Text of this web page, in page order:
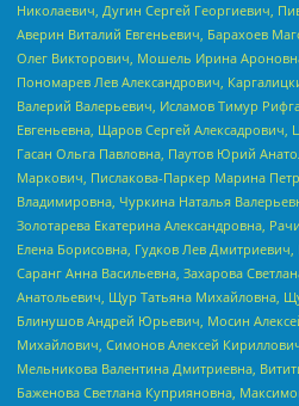
Николаевич, Дугин Сергей Георгиевич,
Аверин Виталий Евгеньевич, Барахоев
Олег Викторович, Мошель Ирина
Пономарев Лев Александрович,
Валерий Валерьевич, Исламов Тимур
Евгеньевна, Щаров Сергей
Гасан Ольга Павловна, Паутов Юрий
Маркович, Пислакова-Паркер Марина
Владимировна, Чуркина Наталья
Золотарева Екатерина Александровна,
Елена Борисовна, Гудков Лев
Саранг Анна Васильевна, Захарова
Анатольевич, Щур Татьяна Михайловна,
Блинушов Андрей Юрьевич, Мосин
Михайлович, Симонов Алексей
Мельникова Валентина Дмитриевна,
Баженова Светлана Куприяновна,